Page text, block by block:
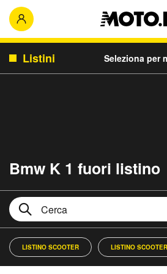
Listini Seleziona per
Bmw K 1 fuori listino
LISTINO SCOOTER LISTINO